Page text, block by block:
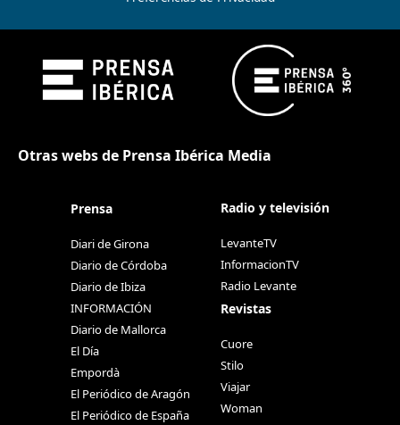
Otras webs de Prensa Ibérica Media
Prensa
Diari de Girona
Diario de Córdoba
Diario de Ibiza
INFORMACIÓN
Diario de Mallorca
El Día
Empordà
El Periódico de Aragón
El Periódico de España
Radio y televisión
LevanteTV
InformacionTV
Radio Levante
Revistas
Cuore
Stilo
Viajar
Woman